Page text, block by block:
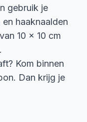
gebruik je
haaknaalden
10 x 10 cm
Kom binnen
Dan krijg je